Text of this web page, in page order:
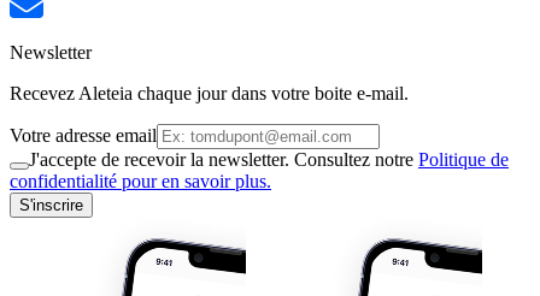
Newsletter
Recevez Aleteia chaque jour dans votre boite e-mail.
Votre adresse email
J'accepte de recevoir la newsletter. Consultez notre Politique de
confidentialité pour en savoir plus.
S'inscrire